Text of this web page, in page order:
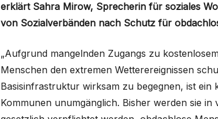
erklärt Sahra Mirow, Sprecherin für soziales
von Sozialverbänden nach Schutz für
„Aufgrund mangelnden Zugangs zu
Menschen den extremen Wetterereignissen
Basisinfrastruktur wirksam zu begegnen, ist
Kommunen unumgänglich. Bisher werden sie